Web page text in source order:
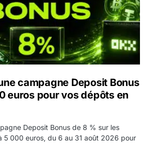
campagne Deposit Bonus
euros pour vos dépôts en
Deposit Bonus de 8 % sur les
5 000 euros, du 6 au 31 août 2026 pour